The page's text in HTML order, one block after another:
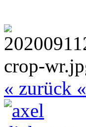
« zurück «